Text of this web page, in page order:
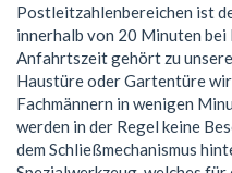
Postleitzahlenbereichen ist
innerhalb von 20 Minuten
Anfahrtszeit gehört zu
Haustüre oder Gartentüre
Fachmännern in wenigen
werden in der Regel keine
dem Schließmechanismus